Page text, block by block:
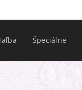
Špeciálne